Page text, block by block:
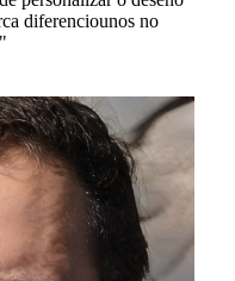
diferenciounos no